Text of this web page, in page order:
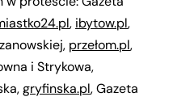
, ibytow.pl,
przełom.pl,
i Strykowa,
gryfinska.pl, Gazeta